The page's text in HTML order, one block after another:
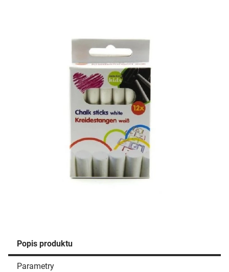
Popis produktu
Parametry